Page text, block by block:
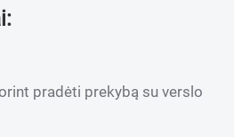
pradėti prekybą su verslo